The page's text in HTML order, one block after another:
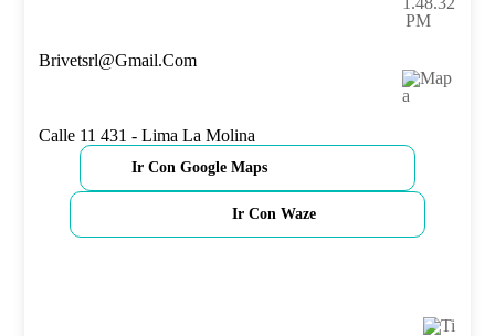
Brivetsrl@gmail.com
Calle 11 431 - Lima La Molina
Ir Con Google Maps
Ir Con Waze